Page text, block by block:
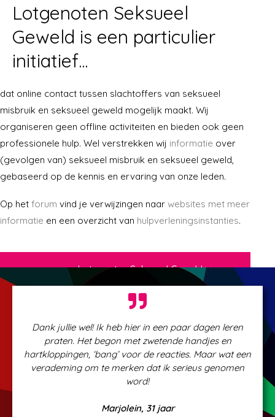
Lotgenoten Seksueel
Geweld is een particulier
initiatief...
dat online contact tussen slachtoffers van seksueel
misbruik en seksueel geweld mogelijk maakt. Wij
organiseren geen offline activiteiten en bieden ook geen
professionele hulp. Wel verstrekken wij informatie over
(gevolgen van) seksueel misbruik en seksueel geweld,
gebaseerd op de kennis en ervaring van onze leden.
Op het forum vind je verwijzingen naar websites met meer
informatie en een overzicht van hulpverleningsinstanties.
meer over Lotgenoten Seksueel Geweld >>
Dank jullie wel! Ik heb hier in een paar dagen leren
praten. Het begon met zwetende handjes en
hartkloppingen, ‘bang’ voor de reacties. Maar wat een
verademing om te merken dat ik serieus genomen
word!
Marjolein, 31 jaar